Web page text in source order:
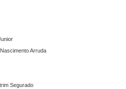
Arruda
Segurado